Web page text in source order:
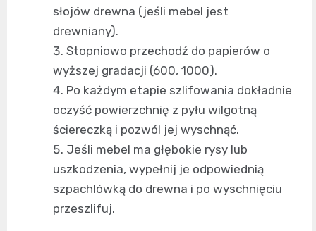
słojów drewna (jeśli mebel jest
drewniany).
Stopniowo przechodź do papierów o
wyższej gradacji (600, 1000).
Po każdym etapie szlifowania dokładnie
oczyść powierzchnię z pyłu wilgotną
ściereczką i pozwól jej wyschnąć.
Jeśli mebel ma głębokie rysy lub
uszkodzenia, wypełnij je odpowiednią
szpachlówką do drewna i po wyschnięciu
przeszlifuj.